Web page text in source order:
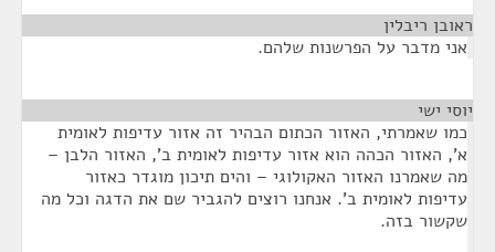
ראובן ריבלין
אני מדבר על הפרשנות שלהם.
יוסי ישי
כמו שאמרתי, האזור הכתום הבהיר זה אזור עדיפות לאומית
א', האזור הכהה הוא אזור עדיפות לאומית ב', האזור הלבן –
מה שאמרנו האזור האקולוגי – והים תיכון מוגדר כאזור
עדיפות לאומית ב'. אנחנו רוצים להגביר שם את הדגה וכל מה
שקשור בזה.